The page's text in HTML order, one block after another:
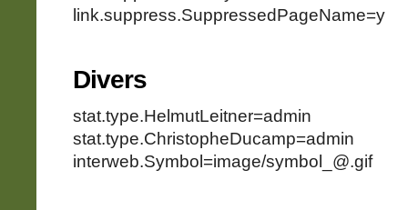
link.suppress.SuppressedPageName=y
Divers
stat.type.HelmutLeitner=admin
stat.type.ChristopheDucamp=admin
interweb.Symbol=image/symbol_@.gif